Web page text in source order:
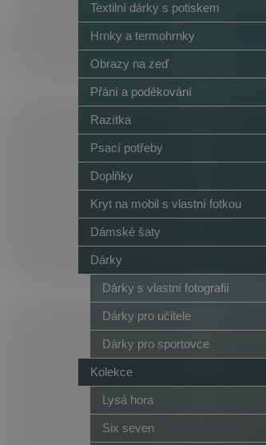
Textilní dárky s potiskem
Hrnky a termohrnky
Obrazy na zeď
Přání a poděkování
Razítka
Psací potřeby
Doplňky
Kryt na mobil s vlastní fotkou
Dámské šaty
Dárky
Dárky s vlastní fotografií
Dárky pro učitele
Dárky pro sportovce
Kolekce
Lysá hora
Six seven